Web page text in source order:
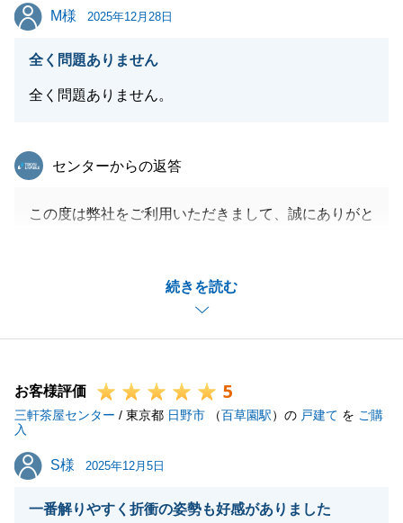
M様
M様 2025年12月28日
全く問題ありません
全く問題ありません。
続きを読む
東急リバブル
センターからの返答
この度は弊社をご利用いただきまして、誠にありがと
引き続き何かご要望等がございましたら、お気軽にお
閉じる
お客様評価 5
三軒茶屋センター / 東京都 日野市 （百草園駅）の 戸建て を ご購
入
S様
S様 2025年12月5日
一番解りやすく折衝の姿勢も好感がありました